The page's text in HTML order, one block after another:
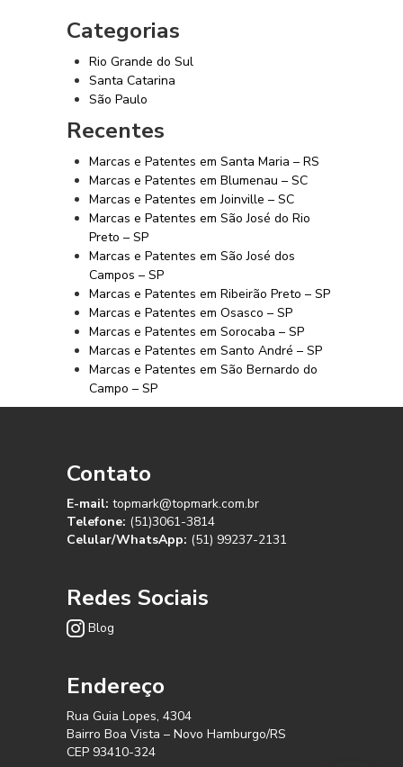
Categorias
Rio Grande do Sul
Santa Catarina
São Paulo
Recentes
Marcas e Patentes em Santa Maria – RS
Marcas e Patentes em Blumenau – SC
Marcas e Patentes em Joinville – SC
Marcas e Patentes em São José do Rio
Preto – SP
Marcas e Patentes em São José dos
Campos – SP
Marcas e Patentes em Ribeirão Preto – SP
Marcas e Patentes em Osasco – SP
Marcas e Patentes em Sorocaba – SP
Marcas e Patentes em Santo André – SP
Marcas e Patentes em São Bernardo do
Campo – SP
Contato
E-mail: topmark@topmark.com.br
Telefone: (51)3061-3814
Celular/WhatsApp: (51) 99237-2131
Redes Sociais
Blog
Endereço
Rua Guia Lopes, 4304
Bairro Boa Vista – Novo Hamburgo/RS
CEP 93410-324